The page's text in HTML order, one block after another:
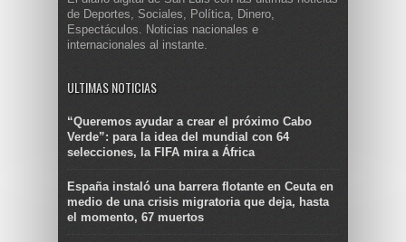
de Deportes, Sociales, Política, Dinero,
Espectáculos. Noticias nacionales e
internacionales al instante.
ULTIMAS NOTICIAS
“Queremos ayudar a crear el próximo Cabo
Verde”: para la idea del mundial con 64
selecciones, la FIFA mira a África
España instaló una barrera flotante en Ceuta en
medio de una crisis migratoria que deja, hasta
el momento, 67 muertos